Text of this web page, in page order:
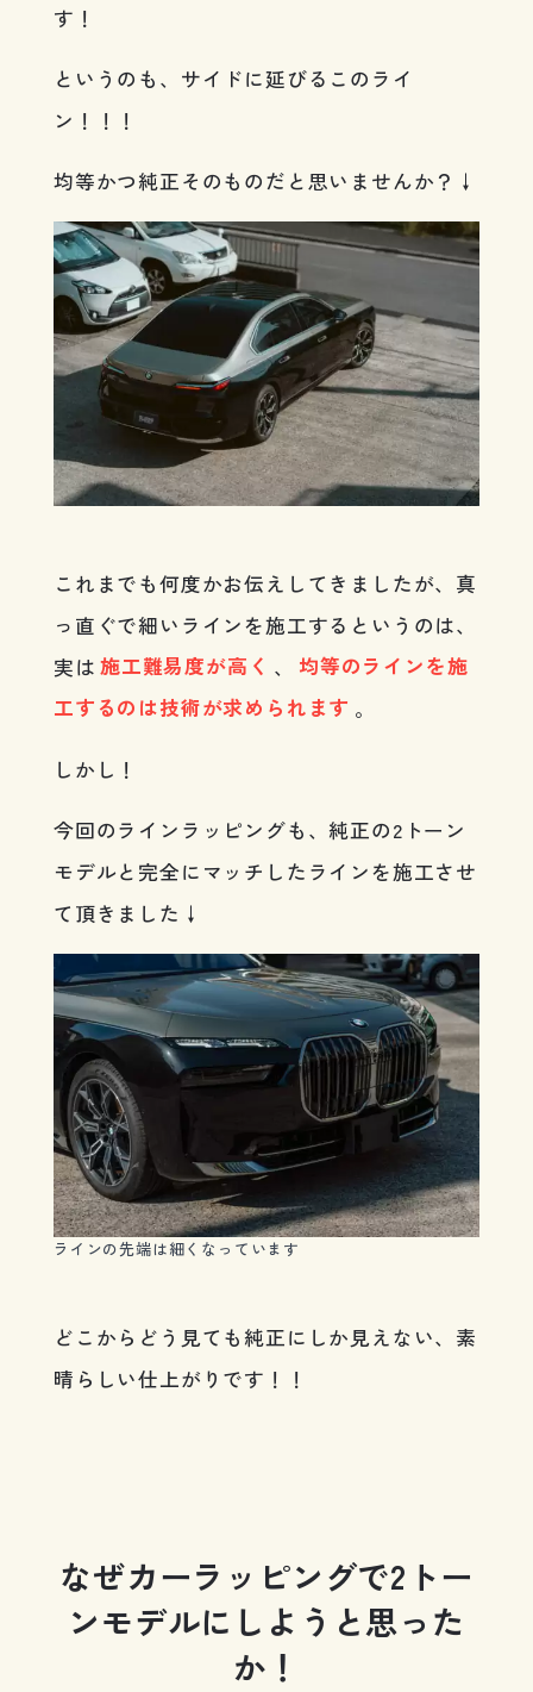
す！
というのも、サイドに延びるこのライ
ン！！！
均等かつ純正そのものだと思いませんか？↓
これまでも何度かお伝えしてきましたが、真
っ直ぐで細いラインを施工するというのは、
実は 施工難易度が高く 、
均等のラインを施
工するのは技術が求められます 。
しかし！
今回のラインラッピングも、純正の2トーン
モデルと完全にマッチしたラインを施工させ
て頂きました↓
ラインの先端は細くなっています
どこからどう見ても純正にしか見えない、素
晴らしい仕上がりです！！
なぜカーラッピングで2トー
ンモデルにしようと思った
か！